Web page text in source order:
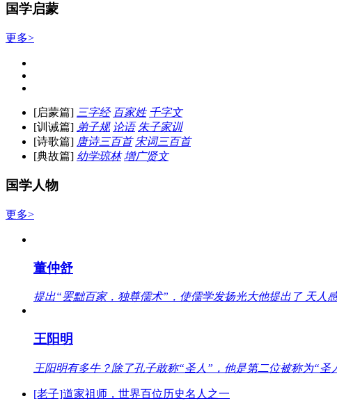
国学启蒙
更多>
[启蒙篇] 三字经 百家姓 千字文
[训诫篇] 弟子规 论语 朱子家训
[诗歌篇] 唐诗三百首 宋词三百首
[典故篇] 幼学琼林 增广贤文
国学人物
更多>
董仲舒
提出“罢黜百家，独尊儒术”，使儒学发扬光大他提出了 天人
王阳明
王阳明有多牛？除了孔子敢称“圣人”，他是第二位被称为“圣
[老子]道家祖师，世界百位历史名人之一